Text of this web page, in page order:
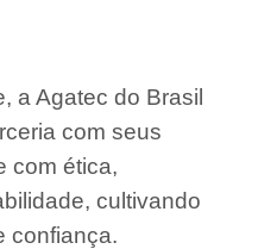
a Agatec do Brasil
com seus
com ética,
cultivando
confiança.